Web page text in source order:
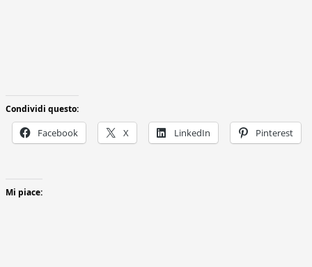
Condividi questo:
Facebook X LinkedIn Pinterest
Mi piace: